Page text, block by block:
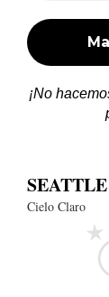
¡No
SEATTLE
Cielo Claro